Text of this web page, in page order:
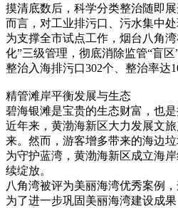
摸清底数后，科学分类整治随即
而言，对工业排污口、污水集中
为支撑全市试点工作，烟台八角
化”三级管理，彻底消除监管“盲
整治入海排污口302个、整治率达
精管滩岸平衡发展与生态
碧海银滩是宝贵的生态财富，也
近年来，黄渤海新区大力发展文
来。然而，游客增多带来的海边
为守护蓝湾，黄渤海新区成立海
续绽放。
八角湾被评为美丽海湾优秀案例
为了进一步巩固美丽海湾建设成